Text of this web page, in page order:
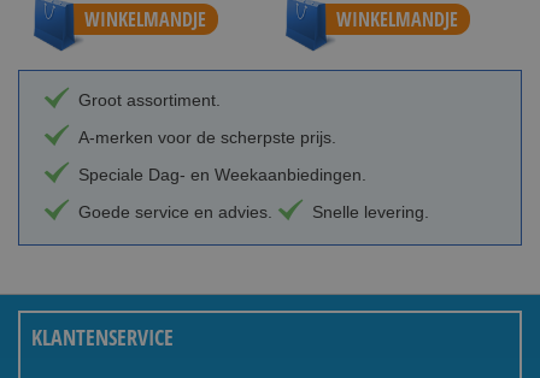
WINKELMANDJE WINKELMANDJE
Groot assortiment.
A-merken voor de scherpste prijs.
Speciale Dag- en Weekaanbiedingen.
Goede service en advies.
Snelle levering.
KLANTENSERVICE